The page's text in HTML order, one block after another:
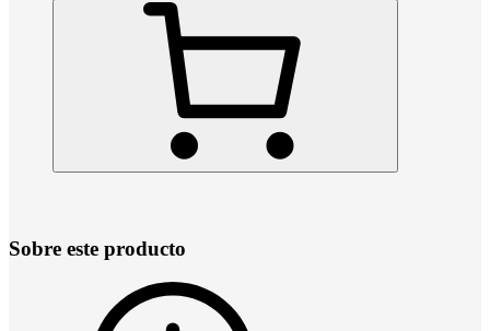
Sobre este producto